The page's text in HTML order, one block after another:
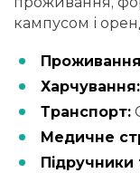
кампусом і
Харчування:
Транспорт:
Медичне
Підручники